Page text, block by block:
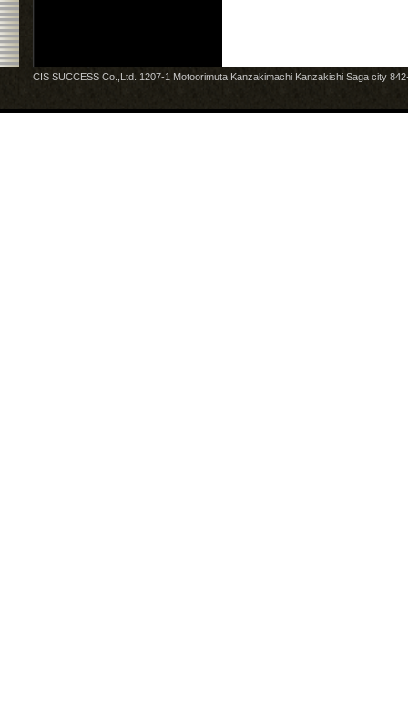
CIS SUCCESS Co.,Ltd. 1207-1 Motoorimuta Kanzakimachi Kanzakishi Saga city